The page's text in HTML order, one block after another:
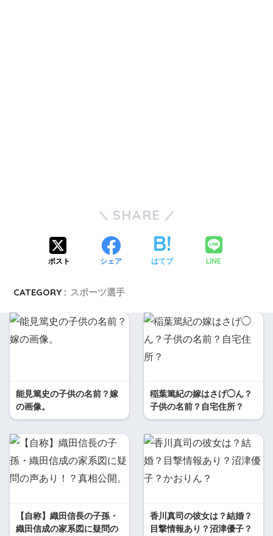
SHARE
ポスト シェア はてブ LINE
CATEGORY : スポーツ選手
能見篤史の子供の名前？嫁
の画像。
稲葉篤紀の嫁はさげ◯ん？
子供の名前？自宅住所？
【自称】織田信長の子孫・
織田信成の家系図に疑問の
香川真司の彼女は？結婚？
目撃情報あり？沼津優子？